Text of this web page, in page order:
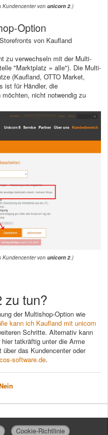
Kundencenter von unicorn 2.)
Option
von Kaufland
zu verwechseln mit der Multi-
"Marktplatz = alle"). Die Multi-
(Kaufland, OTTO Market,
ist für Händler, die
nicht notwendig zu
Kundencenter von unicorn 2.)
zu tun?
der Multishop-Option wie
kann ich Kaufland mit unicorn
Schritte. Alternativ kann
tatkräftig unter die Arme
das Kundencenter oder
software.de.
Cookie-Richtlinie